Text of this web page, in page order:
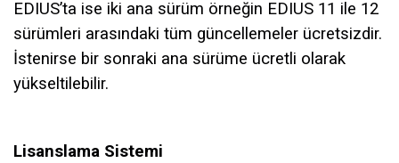
EDIUS’ta ise iki ana sürüm örneğin EDIUS 11 ile 12
sürümleri arasındaki tüm güncellemeler ücretsizdir.
İstenirse bir sonraki ana sürüme ücretli olarak
yükseltilebilir.
Lisanslama Sistemi